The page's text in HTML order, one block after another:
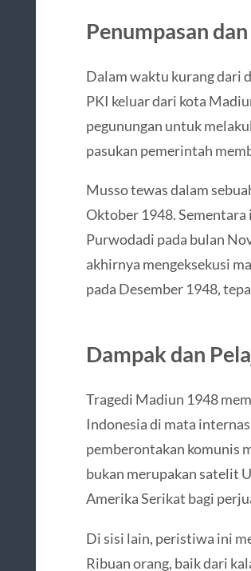
Penumpasan
Dalam waktu kurang dari
PKI keluar dari kota
pegunungan untuk
pasukan pemerintah
Musso tewas dalam
Oktober 1948.
Purwodadi pada bulan
akhirnya mengeksekusi
pada Desember 1948,
Dampak dan
Tragedi Madiun 1948
Indonesia di mata
pemberontakan komunis
bukan merupakan satelit
Amerika Serikat bagi
Di sisi lain, peristiwa ini
Ribuan orang, baik dari